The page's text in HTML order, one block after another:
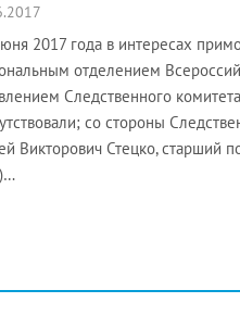
2017 года в интересах
отделением
Следственного
со стороны
Викторович Стецко, старший